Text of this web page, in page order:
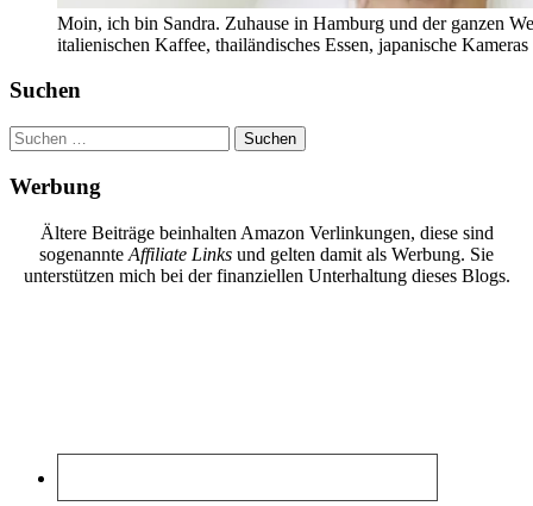
Moin, ich bin Sandra. Zuhause in Hamburg und der ganzen
italienischen Kaffee, thailändisches Essen, japanische
Suchen
Suchen
nach:
Werbung
Ältere Beiträge beinhalten Amazon Verlinkungen, diese sind
sogenannte Affiliate Links und gelten damit als Werbung. Sie
unterstützen mich bei der finanziellen Unterhaltung dieses Blogs.